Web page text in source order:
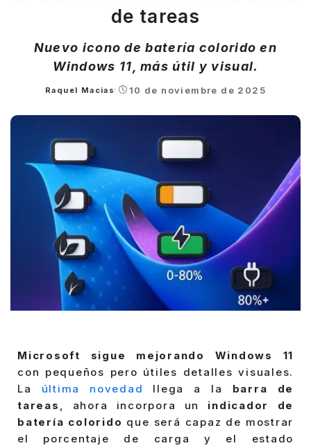
de tareas
Nuevo icono de batería colorido en
Windows 11, más útil y visual.
Posted
Raquel Macias 10 de noviembre de 2025
Microsoft sigue mejorando Windows 11
con pequeños pero útiles detalles visuales.
La última novedad llega a la barra de
tareas , ahora incorpora un
indicador de
batería colorido que será capaz de mostrar
el porcentaje de carga y el estado